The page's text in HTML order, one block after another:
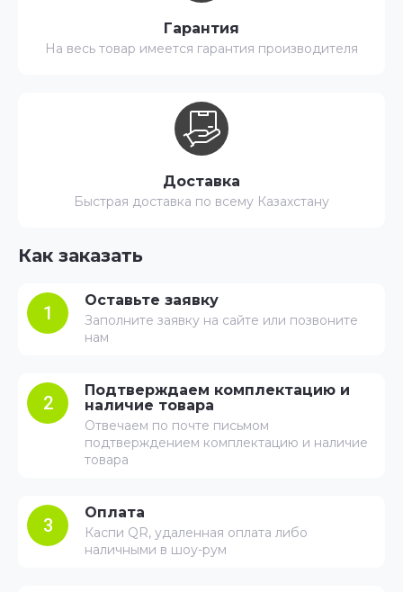
Как заказать
1
Оставьте заявку
Заполните заявку на сайте или позвоните
нам
2
Подтверждаем комплектацию и
наличие товара
Отвечаем по почте письмом
подтверждением комплектацию и наличие
товара
3
Оплата
Каспи QR, удаленная оплата либо
наличными в шоу-рум
Гарантия
На весь товар имеется гарантия производителя
Доставка
Быстрая доставка по всему Казахстану